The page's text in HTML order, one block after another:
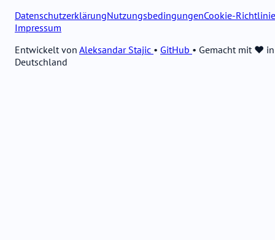
DatenschutzerklärungNutzungsbedingungenCookie-Richtlinie
Impressum
Entwickelt von Aleksandar Stajic • GitHub • Gemacht mit ❤️ in
Deutschland